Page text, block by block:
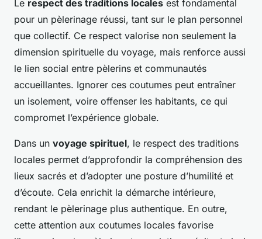
Le respect des traditions locales est fondamental
pour un pèlerinage réussi, tant sur le plan personnel
que collectif. Ce respect valorise non seulement la
dimension spirituelle du voyage, mais renforce aussi
le lien social entre pèlerins et communautés
accueillantes. Ignorer ces coutumes peut entraîner
un isolement, voire offenser les habitants, ce qui
compromet l’expérience globale.
Dans un voyage spirituel, le respect des traditions
locales permet d’approfondir la compréhension des
lieux sacrés et d’adopter une posture d’humilité et
d’écoute. Cela enrichit la démarche intérieure,
rendant le pèlerinage plus authentique. En outre,
cette attention aux coutumes locales favorise